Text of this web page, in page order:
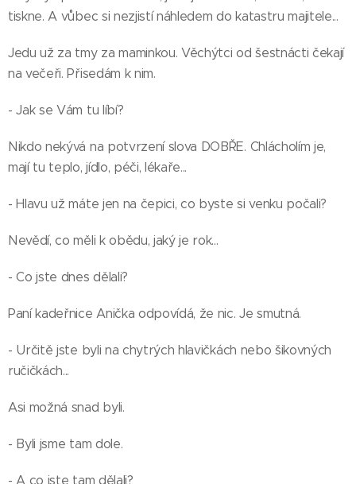
tiskne. A vůbec si nezjistí náhledem do katastru majitele...
Jedu už za tmy za maminkou. Věchýtci od šestnácti čekají
na večeři. Přisedám k nim.
- Jak se Vám tu líbí?
Nikdo nekývá na potvrzení slova DOBŘE. Chlácholím je,
mají tu teplo, jídlo, péči, lékaře...
- Hlavu už máte jen na čepici, co byste si venku počali?
Nevědí, co měli k obědu, jaký je rok...
- Co jste dnes dělali?
Paní kadeřnice Anička odpovídá, že nic. Je smutná.
- Určitě jste byli na chytrých hlavičkách nebo šikovných
ručičkách...
Asi možná snad byli.
- Byli jsme tam dole.
- A co jste tam dělali?